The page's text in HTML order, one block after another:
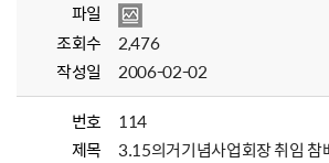
파일
조회수
2,476
작성일
2006-02-02
번호
114
제목
3.15의거기념사업회장 취임 참